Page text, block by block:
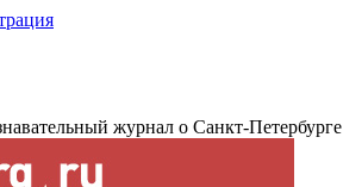
журнал о Санкт-Петербурге